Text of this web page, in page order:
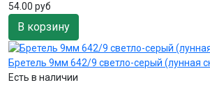
54.00 руб
В корзину
Бретель 9мм 642/9 светло-серый (лунная
Есть в наличии